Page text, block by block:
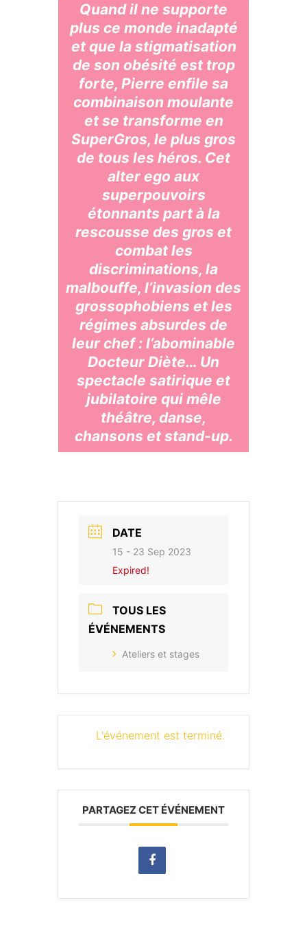
Quand il ne supporte
plus ce monde inadapté
et que la stigmatisation
de son obésité est trop
forte, Pierre enfile sa
combinaison moulante
et se transforme en
SuperGros, le plus gros
de tous les héros. Cet
alter ego aux
superpouvoirs
étonnants part à la
rescousse des gros et
combat les
discriminations, la
malbouffe, l’invasion des
grossophobiens et les
régimes absurdes de
leur chef : l’abominable
Docteur Diète… Un
spectacle satirique et
jubilatoire qui mêle
théâtre, danse,
chansons et stand-up.
DATE
15 - 23 Sep 2023
Expired!
TOUS LES
ÉVÉNEMENTS
Ateliers et stages
L'événement est terminé.
PARTAGEZ CET ÉVÉNEMENT